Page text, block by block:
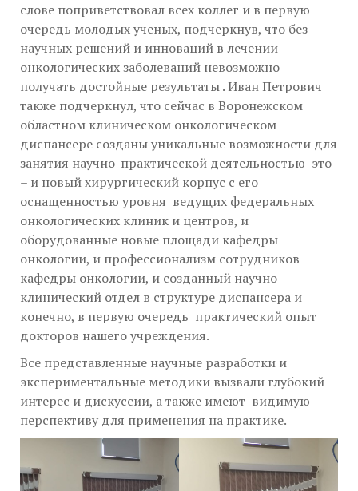
слове поприветствовал всех коллег и в первую
очередь молодых ученых, подчеркнув, что без
научных решений и инноваций в лечении
онкологических заболеваний невозможно
получать достойные результаты . Иван Петрович
также подчеркнул, что сейчас в Воронежском
областном клиническом онкологическом
диспансере созданы уникальные возможности для
занятия научно-практической деятельностью это
– и новый хирургический корпус с его
оснащенностью уровня ведущих федеральных
онкологических клиник и центров, и
оборудованные новые площади кафедры
онкологии, и профессионализм сотрудников
кафедры онкологии, и созданный научно-
клинический отдел в структуре диспансера и
конечно, в первую очередь практический опыт
докторов нашего учреждения.
Все представленные научные разработки и
экспериментальные методики вызвали глубокий
интерес и дискуссии, а также имеют видимую
перспективу для применения на практике.